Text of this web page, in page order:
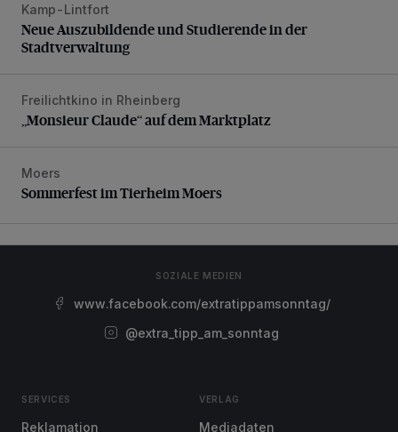
Neue Auszubildende und Studierende in der
Kamp-Lintfort
Neue Auszubildende und Studierende in der
Stadtverwaltung
„Monsieur Claude“ auf dem Marktplatz
Freilichtkino in Rheinberg
„Monsieur Claude“ auf dem Marktplatz
Sommerfest im Tierheim Moers
Moers
Sommerfest im Tierheim Moers
SOZIALE MEDIEN
www.facebook.com/extratippamsonntag/
@extra_tipp_am_sonntag
SERVICES
Reklamation
VERLAG
Mediadaten